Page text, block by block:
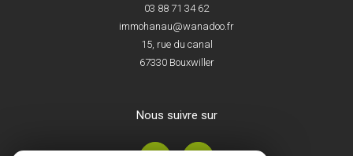
03 88 71 34 62
immohanau@wanadoo.fr
15, rue du canal
67330
Bouxwiller
nous suivre sur